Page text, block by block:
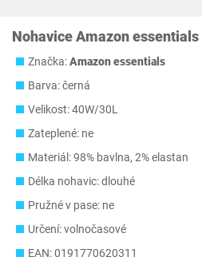
Nohavice Amazon
Značka:Amazon essentials
Barva: černá
Velikost: 40W/30L
Zateplené: ne
Materiál: 98% bavlna, 2% elastan
Délka nohavic: dlouhé
Pružné v pase: ne
Určení: volnočasové
EAN: 0191770620311